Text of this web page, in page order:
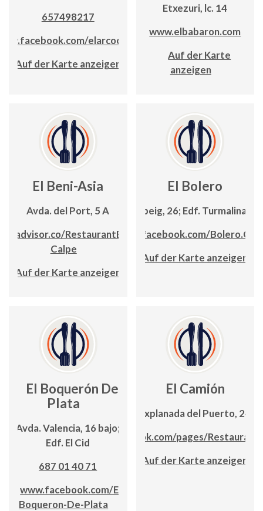
657498217
elarcocalpe
Auf der Karte anzeigen
Etxezuri, lc. 14
www.elbabaron.com
Auf der Karte
anzeigen
El Beni-Asia
Avda. del Port, 5 A
RestaurantEl_BeniAsia-
Calpe
Auf der Karte anzeigen
El Bolero
C/ Llebeig, 26; Edf. Turmalina, lc.
www.facebook.com/
Auf der Karte anzeigen
El Boquerón De
Plata
Avda. Valencia, 16 bajo;
Edf. El Cid
687 01 40 71
www.facebook.com/El-
Boqueron-De-Plata
El Camión
Explanada del Puerto, 24
www.facebook.com/pages/
Auf der Karte anzeigen